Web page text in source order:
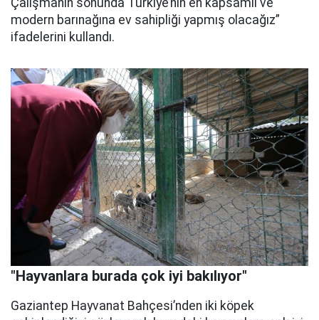
modern barınağına ev sahipliği yapmış olacağız”
ifadelerini kullandı.
"Hayvanlara burada çok iyi bakılıyor"
Gaziantep Hayvanat Bahçesi’nden iki köpek